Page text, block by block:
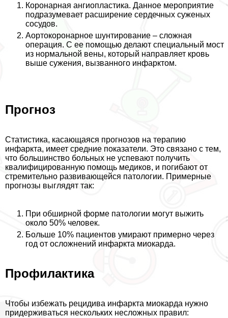
Коронарная ангиопластика. Данное мероприятие
подразумевает расширение сердечных суженых
сосудов.
Аортокоронарное шунтирование – сложная
операция. С ее помощью делают специальный мост
из нормальной вены, который направляет кровь
выше сужения, вызванного инфарктом.
Прогноз
Статистика, касающаяся прогнозов на терапию
инфаркта, имеет средние показатели. Это связано с тем,
что большинство больных не успевают получить
квалифицированную помощь медиков, и погибают от
стремительно развивающейся патологии. Примерные
прогнозы выглядят так:
При обширной форме патологии могут выжить
около 50% человек.
Больше 10% пациентов умирают примерно через
год от осложнений инфаркта миокарда.
Профилактика
Чтобы избежать рецидива инфаркта миокарда нужно
придерживаться нескольких несложных правил: